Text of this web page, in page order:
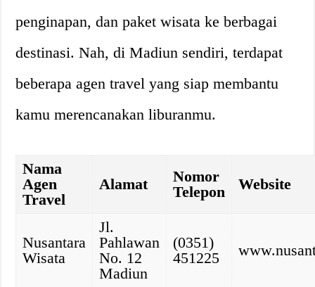
penginapan, dan paket wisata ke berbagai
destinasi. Nah, di Madiun sendiri, terdapat
beberapa agen travel yang siap membantu
kamu merencanakan liburanmu.
Nama
Agen
Travel
Alamat
Nomor
Telepon
Website
Nusantara
Wisata
Jl.
Pahlawan
No. 12
Madiun
(0351)
451225